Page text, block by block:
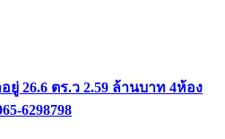
26.6 ตร.ว 2.59 ล้านบาท 4ห้อง
6298798